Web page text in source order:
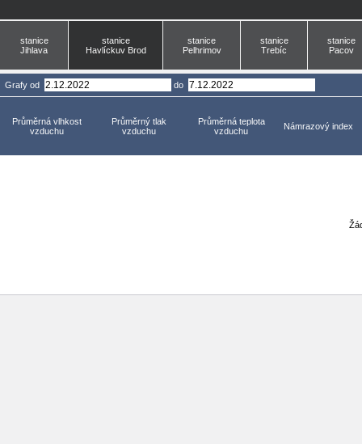
stanice
Jihlava
stanice
Havlíckuv Brod
stanice
Pelhrimov
stanice
Trebíc
stanice
Pacov
Grafy od do
Průměrná vlhkost
vzduchu
Průměrný tlak
vzduchu
Průměrná teplota
vzduchu
Námrazový index